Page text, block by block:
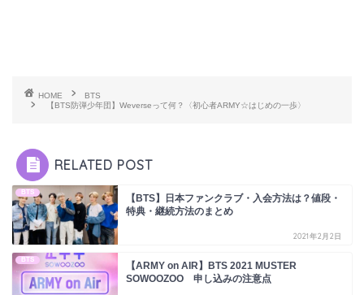
HOME
BTS
【BTS防弾少年団】Weverseって何？〈初心者ARMY☆はじめの一歩〉
RELATED POST
BTS
【BTS】日本ファンクラブ・入会方法は？値段・
特典・継続方法のまとめ
2021年2月2日
BTS
【ARMY on AIR】BTS 2021 MUSTER
SOWOOZOO 申し込みの注意点